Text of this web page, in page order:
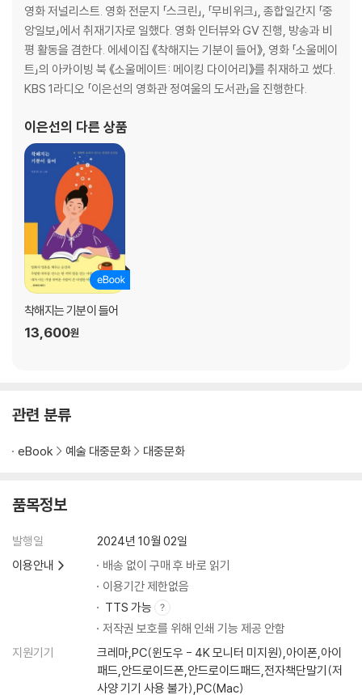
전설이 귀환할 때 ― 더 퍼스트 슬램덩크
슈퍼스타 블록버스터의 모범 답안 ― 탑건: 매버릭
잊히지 않는 모두의 꿈, 영화 ― 파벨만스
20년의 시간을 가로질러 다시 만나다 ― 고양이를 부탁해
이토록 정성스러운 포기 ― 콩트가 시작된다
2관 사유의 밤: 나와 당신의 마음들
의미는 무엇일까요? ― 애스터로이드 시티
나는 여기에 와본 적이 있다 ― 우리가 사랑이라고 믿는 것
고요하지 않은 마음들을 시처럼 응시하며 ― 정말 먼 곳
인물과 세상을 향한 가열찬 응시 ― 너의 눈을 들여다보면
마침내 이 영화를 흠모하겠다는 결심 ― 헤어질 결심
달콤 씁쓸한 우리의 도시 ― 사랑할 땐 누구나 최악이 된다
기계를 통한 존재론적 사유 ― 애프터 양
파격과 광기의 질주 ― 마스크걸
수수께끼 같던 예술가, 아버지에게 ― 물방울을 그리는 남자
진실을 안다는 착각, 나는 아니라는 방관 ― 괴물
학대과 자기혐오에서 살아남기 ― 베이비 레인디어
법정의 언어로 해부하는 부부의 세계 ― 추락의 해부
담장을 사이에 둔 낙원과 지옥 ― 존 오브 인터레스트
3관 공상의 밤: 스크린 너머로의 상상
경계를 넘나드는 불온한 탐미 ― 아네트
삶은 영화, 일상은 마술이 되는 순간들 ― 우연과 상상
삶으로부터 벗어날 수 없다는 편집증적 공포 ― 보 이즈 어프레이드
사랑의 운명, 도시가 잃어버린 신화 ― 운디네
‘No Crying’의 규칙 ― 프렌치 디스패치
영화 저널리스트. 영화 전문지 「스크린」, 「무비위크」, 종합일간지 「중
앙일보」에서 취재기자로 일했다. 영화 인터뷰와 GV 진행, 방송과 비
평 활동을 겸한다. 에세이집 《착해지는 기분이 들어》, 영화 「소울메이
트」의 아카이빙 북 《소울메이트: 메이킹 다이어리》를 취재하고 썼다.
KBS 1라디오 「이은선의 영화관 정여울의 도서관」을 진행한다.
이은선의 다른 상품
착해지는 기분이 들어
13,600원
관련 분류
eBook 예술 대중문화 대중문화
품목정보
발행일
2024년 10월 02일
이용안내
배송 없이 구매 후 바로 읽기
이용기간 제한없음
TTS 가능
저작권 보호를 위해 인쇄 기능 제공 안함
지원기기
크레마,PC(윈도우 - 4K 모니터 미지원),아이폰,아이
패드,안드로이드폰,안드로이드패드,전자책단말기(저
사양 기기 사용 불가),PC(Mac)